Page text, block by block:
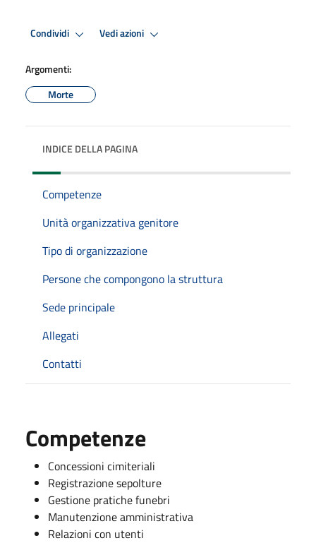
Condividi Vedi azioni
Argomenti:
Morte
INDICE DELLA PAGINA
Competenze
Unità organizzativa genitore
Tipo di organizzazione
Persone che compongono la struttura
Sede principale
Allegati
Contatti
Competenze
Concessioni cimiteriali
Registrazione sepolture
Gestione pratiche funebri
Manutenzione amministrativa
Relazioni con utenti